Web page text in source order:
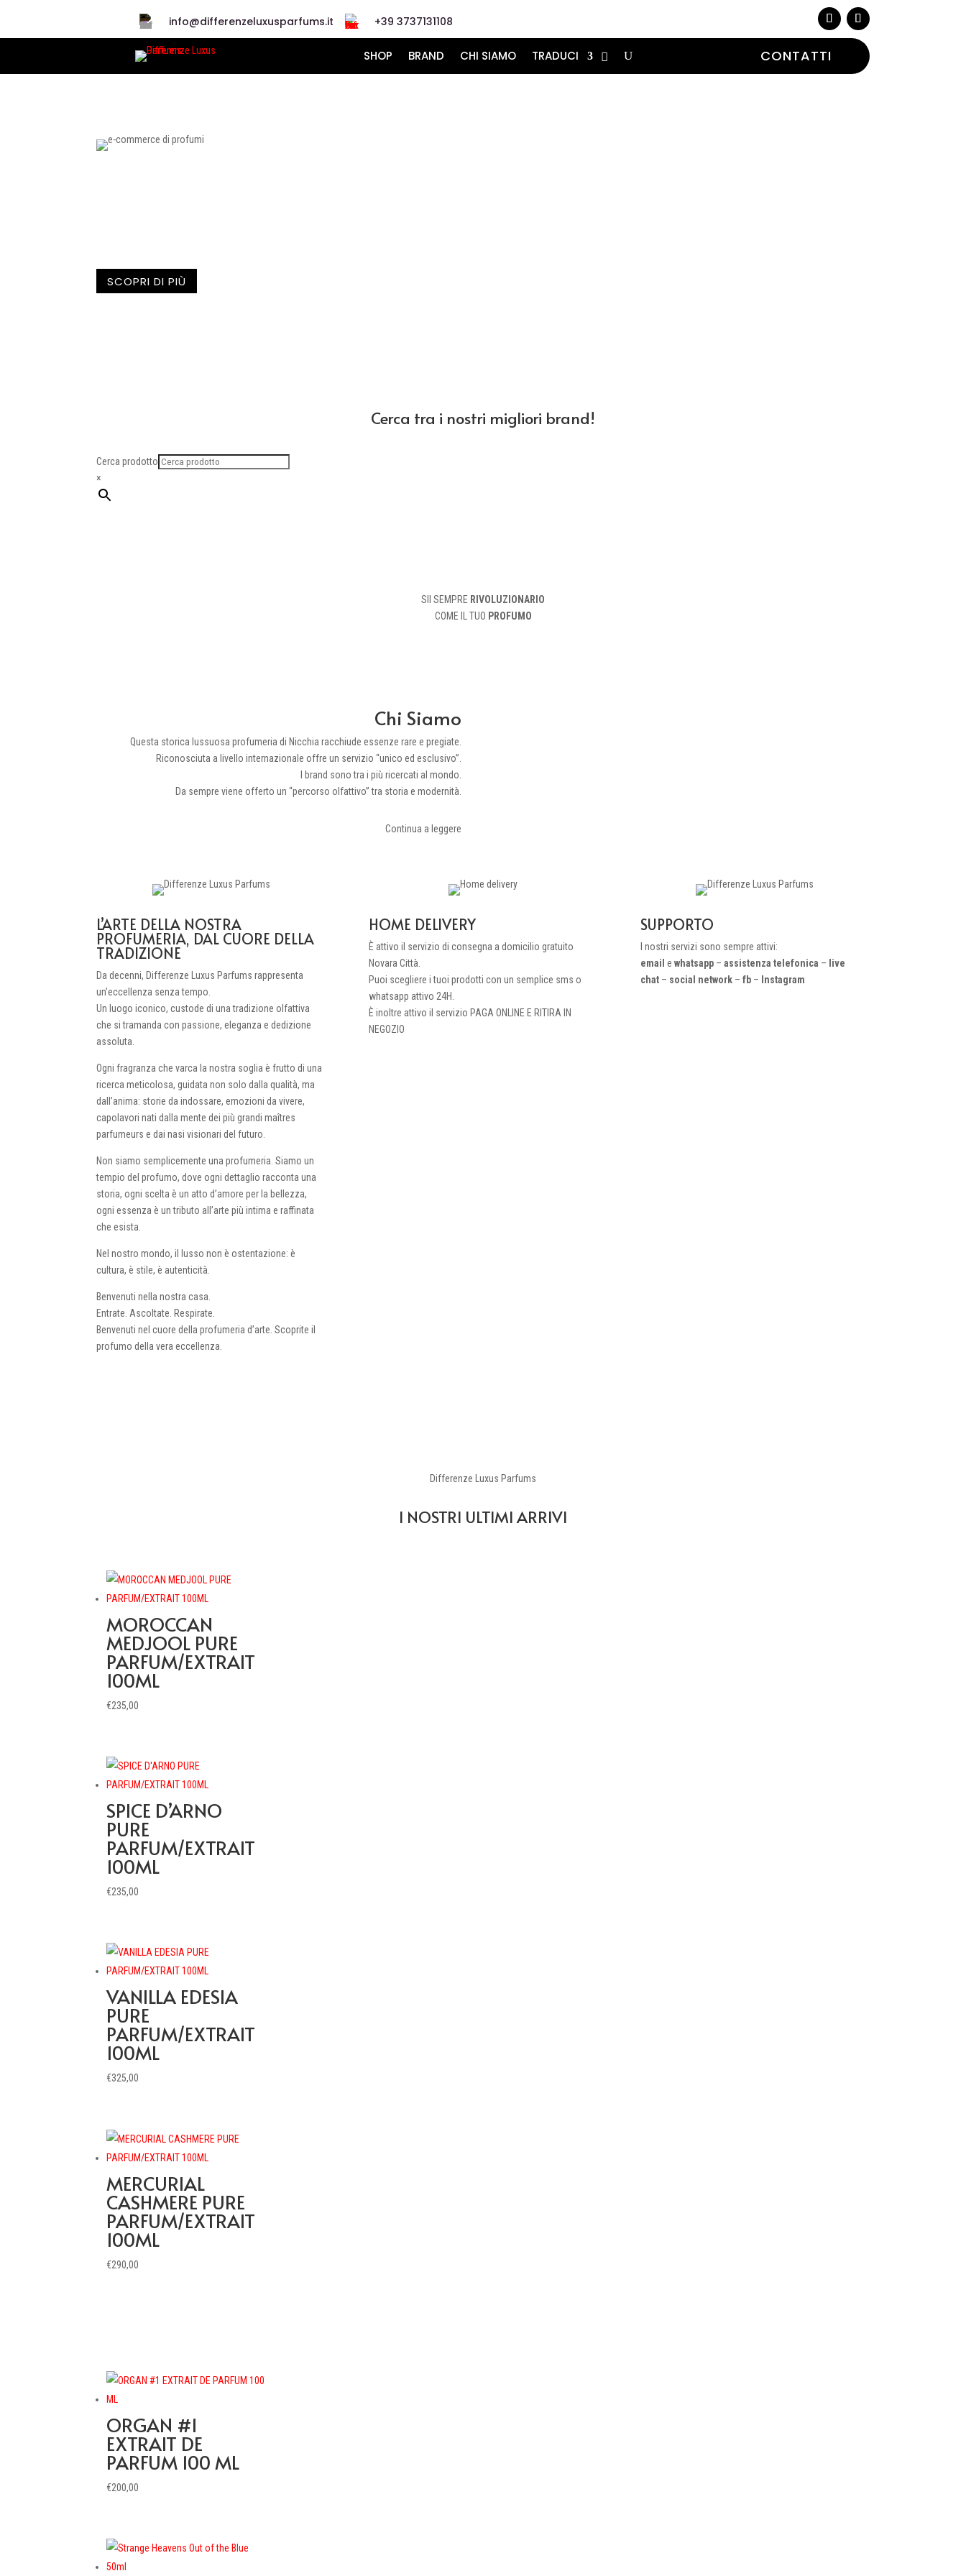
info@differenzeluxusparfums.it +39 3737131108
SHOP BRAND CHI SIAMO TRADUCI CONTATTI
SCOPRI DI PIÙ
Cerca tra i nostri migliori brand!
Cerca prodotto
×
SII SEMPRE RIVOLUZIONARIO
COME IL TUO PROFUMO
Chi Siamo
Questa storica lussuosa profumeria di Nicchia racchiude essenze rare e pregiate.
Riconosciuta a livello internazionale offre un servizio “unico ed esclusivo”.
I brand sono tra i più ricercati al mondo.
Da sempre viene offerto un “percorso olfattivo” tra storia e modernità.
Continua a leggere
L’ARTE DELLA NOSTRA
PROFUMERIA, DAL CUORE DELLA
TRADIZIONE
Da decenni, Differenze Luxus Parfums rappresenta
un’eccellenza senza tempo.
Un luogo iconico, custode di una tradizione olfattiva
che si tramanda con passione, eleganza e dedizione
assoluta.
Ogni fragranza che varca la nostra soglia è frutto di una
ricerca meticolosa, guidata non solo dalla qualità, ma
dall’anima: storie da indossare, emozioni da vivere,
capolavori nati dalla mente dei più grandi maîtres
parfumeurs e dai nasi visionari del futuro.
Non siamo semplicemente una profumeria. Siamo un
tempio del profumo, dove ogni dettaglio racconta una
storia, ogni scelta è un atto d’amore per la bellezza,
ogni essenza è un tributo all’arte più intima e raffinata
che esista.
Nel nostro mondo, il lusso non è ostentazione: è
cultura, è stile, è autenticità.
Benvenuti nella nostra casa.
Entrate. Ascoltate. Respirate.
Benvenuti nel cuore della profumeria d’arte. Scoprite il
profumo della vera eccellenza.
HOME DELIVERY
È attivo il servizio di consegna a domicilio gratuito
Novara Città.
Puoi scegliere i tuoi prodotti con un semplice sms o
whatsapp attivo 24H.
È inoltre attivo il servizio PAGA ONLINE E RITIRA IN
NEGOZIO
SUPPORTO
I nostri servizi sono sempre attivi:
email e whatsapp – assistenza telefonica – live
chat – social network – fb – Instagram
Differenze Luxus Parfums
I NOSTRI ULTIMI ARRIVI
MOROCCAN
MEDJOOL PURE
PARFUM/EXTRAIT
100ML
€235,00
SPICE D’ARNO
PURE
PARFUM/EXTRAIT
100ML
€235,00
VANILLA EDESIA
PURE
PARFUM/EXTRAIT
100ML
€325,00
MERCURIAL
CASHMERE PURE
PARFUM/EXTRAIT
100ML
€290,00
ORGAN #1
EXTRAIT DE
PARFUM 100 ML
€200,00